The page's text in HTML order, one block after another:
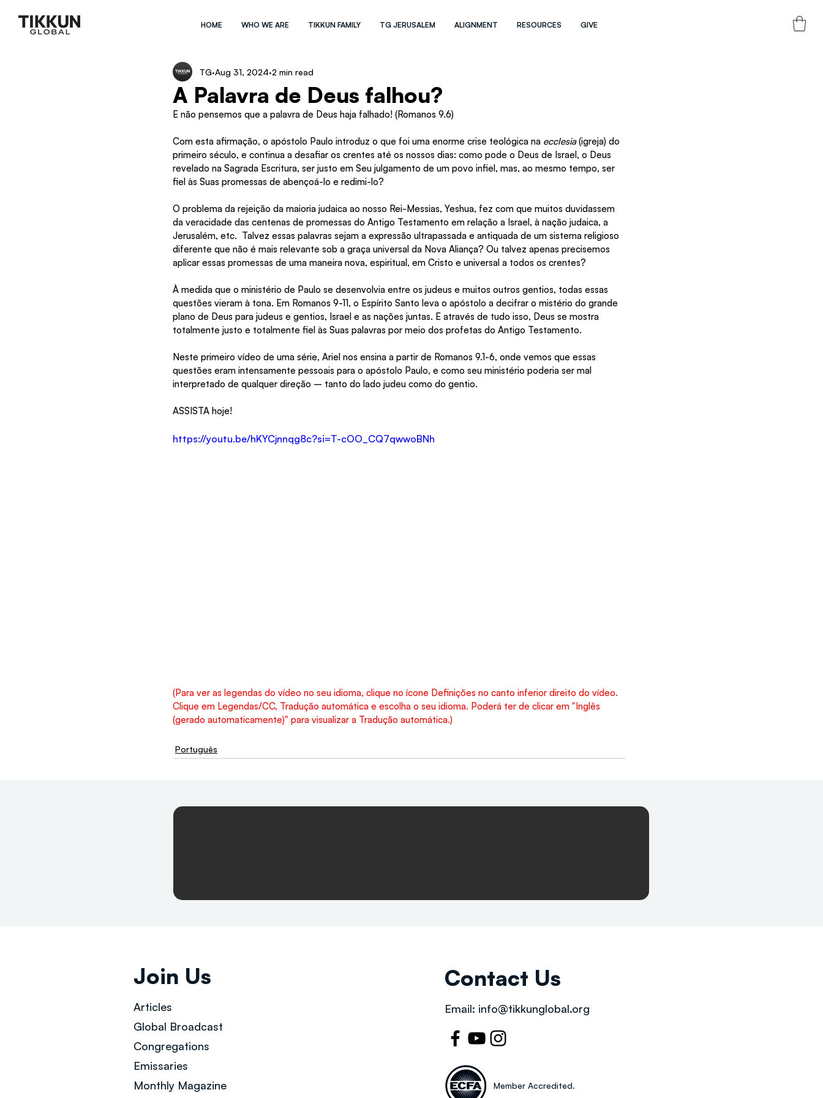
HOME WHO WE ARE TIKKUN FAMILY TG JERUSALEM ALIGNMENT RESOURCES GIVE
A Palavra de Deus falhou?
TG Aug 31, 2024 2 min read
E não pensemos que a palavra de Deus haja falhado! (Romanos 9.6)
Com esta afirmação, o apóstolo Paulo introduz o que foi uma enorme crise teológica na ecclesia (igreja) do
primeiro século, e continua a desafiar os crentes até os nossos dias: como pode o Deus de Israel, o Deus
revelado na Sagrada Escritura, ser justo em Seu julgamento de um povo infiel, mas, ao mesmo tempo, ser
fiel às Suas promessas de abençoá-lo e redimi-lo?
O problema da rejeição da maioria judaica ao nosso Rei-Messias, Yeshua, fez com que muitos duvidassem
da veracidade das centenas de promessas do Antigo Testamento em relação a Israel, à nação judaica, a
Jerusalém, etc.  Talvez essas palavras sejam a expressão ultrapassada e antiquada de um sistema religioso
diferente que não é mais relevante sob a graça universal da Nova Aliança? Ou talvez apenas precisemos
aplicar essas promessas de uma maneira nova, espiritual, em Cristo e universal a todos os crentes?
À medida que o ministério de Paulo se desenvolvia entre os judeus e muitos outros gentios, todas essas
questões vieram à tona. Em Romanos 9-11, o Espírito Santo leva o apóstolo a decifrar o mistério do grande
plano de Deus para judeus e gentios, Israel e as nações juntas. E através de tudo isso, Deus se mostra
totalmente justo e totalmente fiel às Suas palavras por meio dos profetas do Antigo Testamento.
Neste primeiro vídeo de uma série, Ariel nos ensina a partir de Romanos 9.1-6, onde vemos que essas
questões eram intensamente pessoais para o apóstolo Paulo, e como seu ministério poderia ser mal
interpretado de qualquer direção – tanto do lado judeu como do gentio.
ASSISTA hoje!
https://youtu.be/hKYCjnnqg8c?si=T-cOO_CQ7qwwoBNh
(Para ver as legendas do vídeo no seu idioma, clique no ícone Definições no canto inferior direito do vídeo.
Clique em Legendas/CC, Tradução automática e escolha o seu idioma. Poderá ter de clicar em "Inglês
(gerado automaticamente)" para visualizar a Tradução automática.)
Português
Join Us
Articles
Global Broadcast
Congregations
Emissaries
Monthly Magazine
Contact Us
Email: info@tikkunglobal.org
Member Accredited.